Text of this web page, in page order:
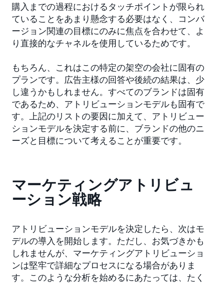
購入までの過程におけるタッチポイントが限られ
ていることをあまり懸念する必要はなく、コンバ
ージョン関連の目標にのみに焦点を合わせて、よ
り直接的なチャネルを使用しているためです。
もちろん、これはこの特定の架空の会社に固有の
プランです。広告主様の回答や後続の結果は、少
し違うかもしれません。すべてのブランドは固有
であるため、アトリビューションモデルも固有で
す。上記のリストの要因に加えて、アトリビュー
ションモデルを決定する前に、ブランドの他のニ
ーズと目標について考えることが重要です。
マーケティングアトリビュ
ーション戦略
アトリビューションモデルを決定したら、次はモ
デルの導入を開始します。ただし、お気づきかも
しれませんが、マーケティングアトリビューショ
ンは堅牢で詳細なプロセスになる場合がありま
す。このような分析を始めるにあたっては、たく